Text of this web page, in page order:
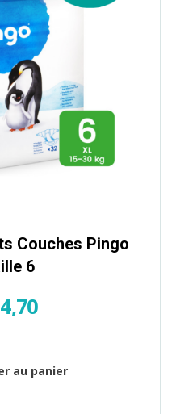
Couches Pingo
6
au panier